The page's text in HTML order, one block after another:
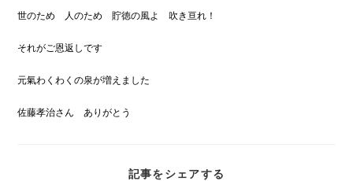
世のため 人のため 貯徳の風よ 吹き亘れ！
それがご恩返しです
元氣わくわくの泉が増えました
佐藤孝治さん ありがとう
記事をシェアする